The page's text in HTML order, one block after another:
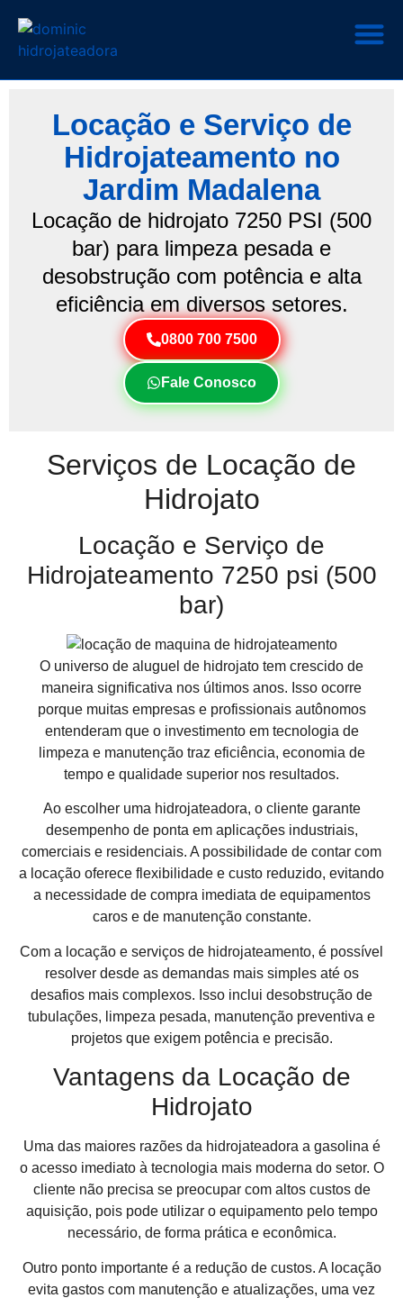
Locação e Serviço de
Hidrojateamento no
Jardim Madalena
Locação de hidrojato 7250 PSI (500
bar) para limpeza pesada e
desobstrução com potência e alta
eficiência em diversos setores.
0800 700 7500
Fale Conosco
Serviços de Locação de
Hidrojato
Locação e Serviço de
Hidrojateamento 7250 psi (500
bar)
O universo de aluguel de hidrojato tem crescido de
maneira significativa nos últimos anos. Isso ocorre
porque muitas empresas e profissionais autônomos
entenderam que o investimento em tecnologia de
limpeza e manutenção traz eficiência, economia de
tempo e qualidade superior nos resultados.
Ao escolher uma hidrojateadora, o cliente garante
desempenho de ponta em aplicações industriais,
comerciais e residenciais. A possibilidade de contar com
a locação oferece flexibilidade e custo reduzido, evitando
a necessidade de compra imediata de equipamentos
caros e de manutenção constante.
Com a locação e serviços de hidrojateamento, é possível
resolver desde as demandas mais simples até os
desafios mais complexos. Isso inclui desobstrução de
tubulações, limpeza pesada, manutenção preventiva e
projetos que exigem potência e precisão.
Vantagens da Locação de
Hidrojato
Uma das maiores razões da hidrojateadora a gasolina é
o acesso imediato à tecnologia mais moderna do setor. O
cliente não precisa se preocupar com altos custos de
aquisição, pois pode utilizar o equipamento pelo tempo
necessário, de forma prática e econômica.
Outro ponto importante é a redução de custos. A locação
evita gastos com manutenção e atualizações, uma vez